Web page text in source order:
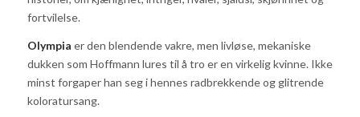
fortvilelse.
Olympia er den blendende vakre, men livløse, mekaniske
dukken som Hoffmann lures til å tro er en virkelig kvinne. Ikke
minst forgaper han seg i hennes radbrekkende og glitrende
koloratursang.